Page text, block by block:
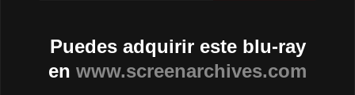
Puedes adquirir este blu-ray
en www.screenarchives.com